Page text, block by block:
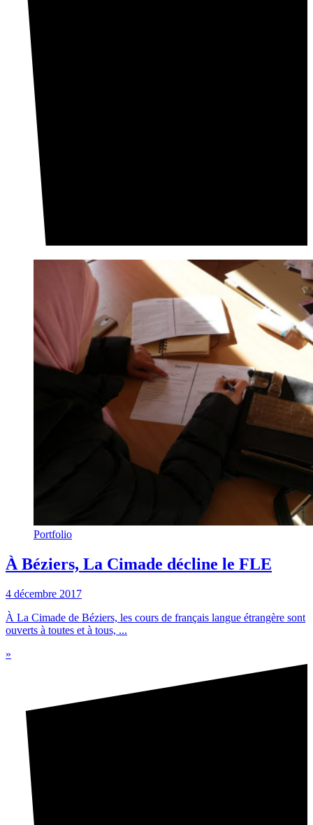
Portfolio
À Béziers, La Cimade décline le FLE
4 décembre 2017
À La Cimade de Béziers, les cours de français langue étrangère sont
ouverts à toutes et à tous, ...
»